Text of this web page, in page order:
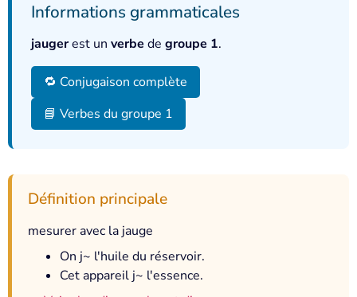
Informations grammaticales
jaugerest un verbe de groupe 1.
🔁 Conjugaison complète
📘 Verbes du groupe 1
Définition principale
mesurer avec la jauge
On j~ l'huile du réservoir.
Cet appareil j~ l'essence.